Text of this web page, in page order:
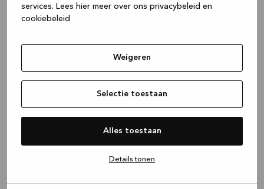
services. Lees hier meer over ons privacybeleid en
cookiebeleid
Weigeren
Selectie toestaan
Alles toestaan
Details tonen
(see the browser console for more
information).